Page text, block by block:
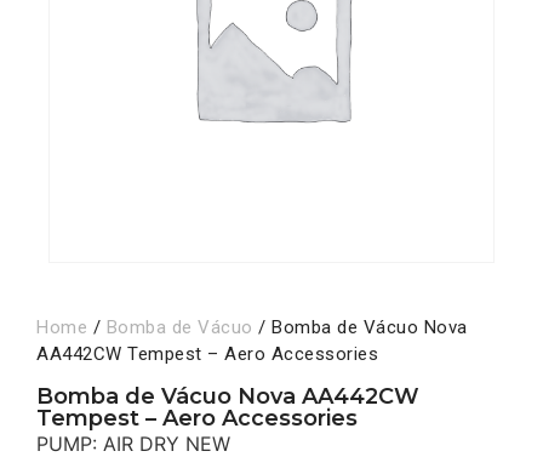
Home / Bomba de Vácuo / Bomba de Vácuo Nova
AA442CW Tempest – Aero Accessories
Bomba de Vácuo Nova AA442CW
Tempest – Aero Accessories
PUMP: AIR DRY NEW